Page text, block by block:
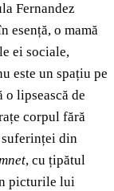
Fernandez
esență, o mamă
ei sociale,
este un spațiu pe
o lipsească de
corpul fără
suferinței din
, cu țipătul
picturile lui